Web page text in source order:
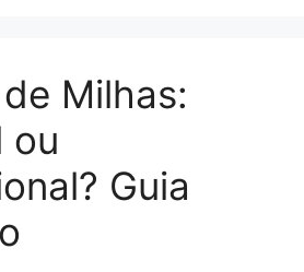
Milhas:
ou
Guia